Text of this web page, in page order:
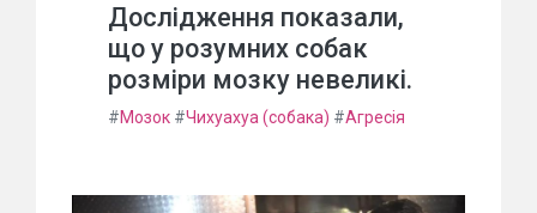
Дослідження показали,
що у розумних собак
розміри мозку невеликі.
#Мозок #Чихуахуа (собака) #Агресія